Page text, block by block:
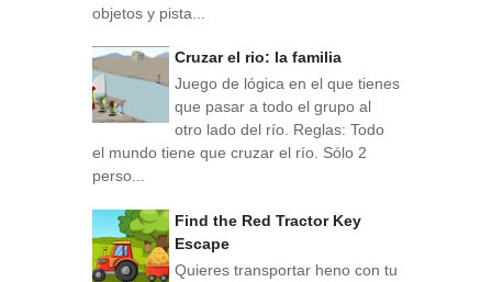
objetos y pista...
Cruzar el rio: la familia
Juego de lógica en el que tienes
que pasar a todo el grupo al
otro lado del río. Reglas: Todo
el mundo tiene que cruzar el río. Sólo 2
perso...
Find the Red Tractor Key
Escape
Quieres transportar heno con tu